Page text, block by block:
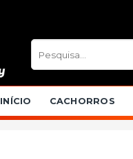
Pesquisar
por:
INÍCIO CACHORROS